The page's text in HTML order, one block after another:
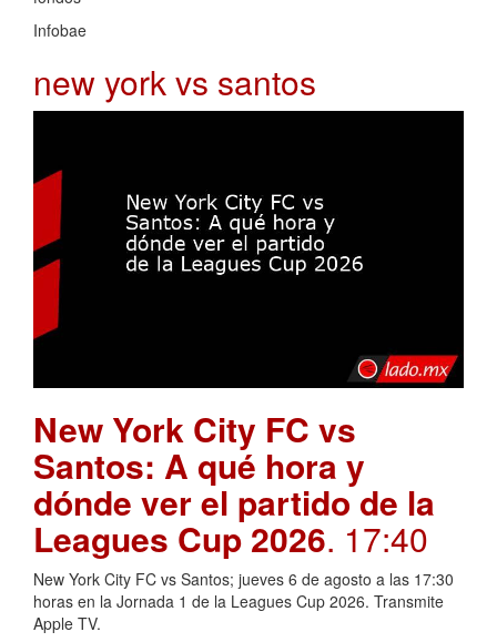
Infobae
new york vs santos
New York City FC vs
Santos: A qué hora y
dónde ver el partido de la
Leagues Cup 2026. 17:40
New York City FC vs Santos; jueves 6 de agosto a las 17:30
horas en la Jornada 1 de la Leagues Cup 2026. Transmite
Apple TV.